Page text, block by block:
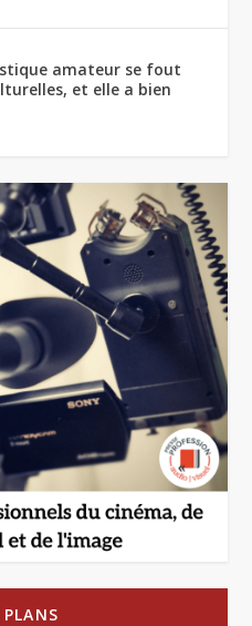
amateur se fout
et elle a bien